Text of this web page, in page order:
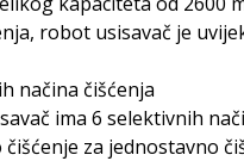
robot usisavač je
načina čišćenja
ima 6 selektivnih
za jednostavno